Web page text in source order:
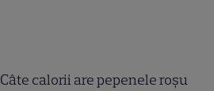
Câte calorii are pepenele roșu